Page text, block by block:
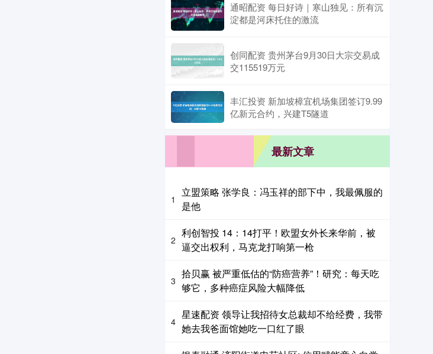
通昭配资 每日好诗｜寒山独见：所有沉
淀都是河床托住的激流
创同配资 贵州茅台9月30日大宗交易成
交115519万元
丰汇投资 新加坡樟宜机场集团签订9.99
亿新元合约，兴建T5隧道
最新文章
1
立盟策略 张学良：冯玉祥的部下中，我最佩服的
是他
2
利创智投 14：14打平！欧盟女外长来华前，被
逼交出权利，马克龙打响第一枪
3
拾贝赢 被严重低估的“防癌营养”！研究：每天吃
够它，多种癌症风险大幅降低
4
星速配资 领导让我招待女总裁却不给经费，我带
她去我爸面馆她吃一口红了眼